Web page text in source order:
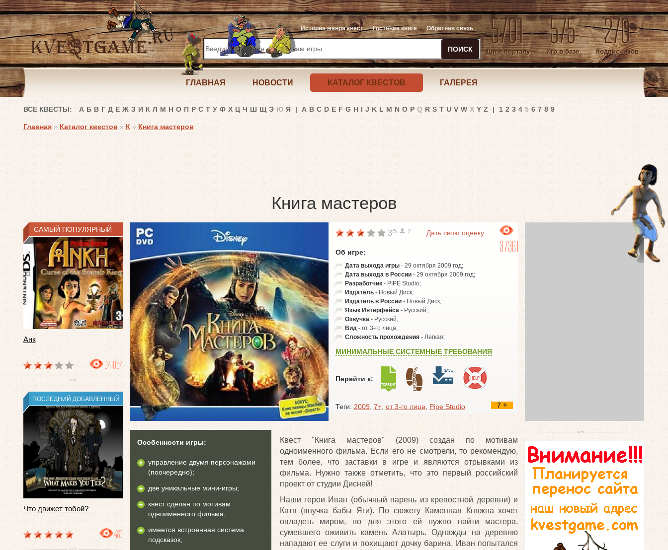
История жанра квест Гостевая книга Обратная связь
ПОИСК 5701
Дней порталу 575
Игр в базе 270
подписчиков
ГЛАВНАЯ НОВОСТИ КАТАЛОГ КВЕСТОВ ГАЛЕРЕЯ
ВСЕ КВЕСТЫ: А Б В Г Д Е Ж З И К Л М Н О П Р С Т У Ф Х Ц Ч Ш Щ Э Ю Я | A B C D E F G H I J K L M N O P Q R S T U V W X Y Z | 1 2 3 4 5 6 7 8 9
Главная » Каталог квестов » К » Книга мастеров
Книга мастеров
САМЫЙ ПОПУЛЯРНЫЙ
Анк
341054
ПОСЛЕДНИЙ ДОБАВЛЕННЫЙ
Что движет тобой?
486
Дать свою оценку
3/5 2
37361
Об игре:
Дата выхода игры - 29 октября 2009 год;
Дата выхода в России - 29 октября 2009 год;
Разработчик - PIPE Studio;
Издатель - Новый Диск;
Издатель в России - Новый Диск;
Язык Интерфейса - Русский;
Озвучка - Русский;
Вид - от 3-го лица;
Сложность прохождения - Легкая;
МИНИМАЛЬНЫЕ СИСТЕМНЫЕ ТРЕБОВАНИЯ
Перейти к:
Теги: 2009 7+, от 3-го лица Pipe Studio 7 +
Особенности игры:
управление двумя персонажами
(поочередно);
две уникальные мини-игры;
квест сделан по мотивам
одноименного фильма;
имеется встроенная система
подсказок;
Квест "Книга мастеров" (2009) создан по мотивам
одноименного фильма. Если его не смотрели, то рекомендую,
тем более, что заставки в игре и являются отрывками из
фильма. Нужно также отметить, что это первый российский
проект от студии Дисней!
Наши герои Иван (обычный парень из крепостной деревни) и
Катя (внучка бабы Яги). По сюжету Каменная Княжна хочет
овладеть миром, но для этого ей нужно найти мастера,
сумевшего оживить камень Алатырь. Однажды на деревню
нападают ее слуги и похищают дочку барина. Иван попытался